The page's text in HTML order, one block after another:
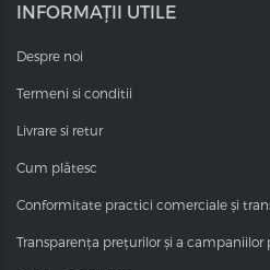
INFORMAȚII UTILE
Despre noi
Termeni si conditii
Livrare si retur
Cum plătesc
Conformitate practici comerciale și
Transparența prețurilor și a